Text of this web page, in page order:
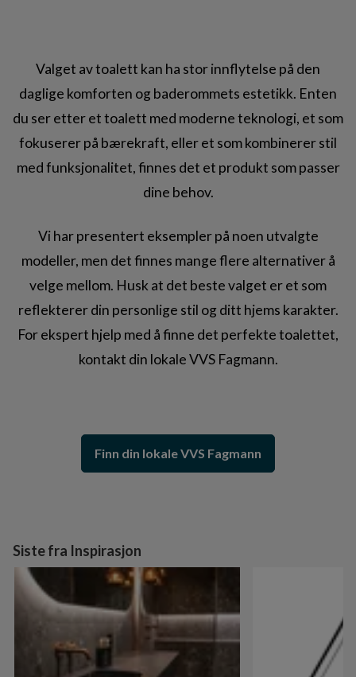
Valget av toalett kan ha stor innflytelse på den
daglige komforten og baderommets estetikk. Enten
du ser etter et toalett med moderne teknologi, et som
fokuserer på bærekraft, eller et som kombinerer stil
med funksjonalitet, finnes det et produkt som passer
dine behov.
Vi har presentert eksempler på noen utvalgte
modeller, men det finnes mange flere alternativer å
velge mellom. Husk at det beste valget er et som
reflekterer din personlige stil og ditt hjems karakter.
For ekspert hjelp med å finne det perfekte toalettet,
kontakt din lokale VVS Fagmann.
Finn din lokale VVS Fagmann
Siste fra Inspirasjon